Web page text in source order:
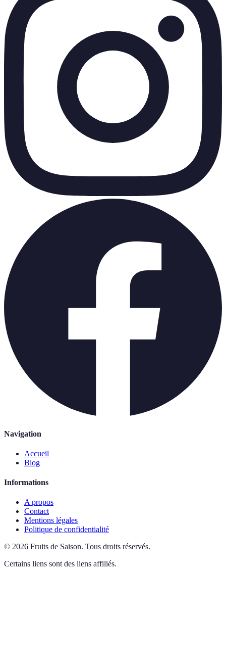
Navigation
Accueil
Blog
Informations
A propos
Contact
Mentions légales
Politique de confidentialité
© 2026 Fruits de Saison. Tous droits réservés.
Certains liens sont des liens affiliés.